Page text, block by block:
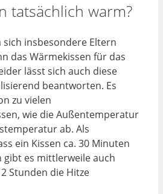
tatsächlich warm?
sich insbesondere Eltern
das Wärmekissen für das
lässt sich auch diese
beantworten. Es
zu vielen
wie die Außentemperatur
ab. Als
ein Kissen ca. 30 Minuten
es mittlerweile auch
Stunden die Hitze